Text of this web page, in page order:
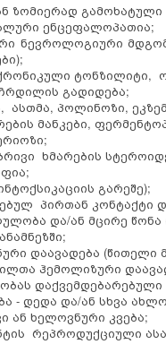
ზომიერად
ენცეფალოპათია;
ნევროლოგიური
ტონზილიტი,
გადიდება;
ასთმა, პოლინოზი,
მანკები,
ხმარების
გარეშე);
პირთან კონტაქტი
და/ან მცირე წონა
დაავადება
ჰემოლიზური
- დედა და/ან სხვა
ან ხელოვნური კვება;
რეპროდუქციული